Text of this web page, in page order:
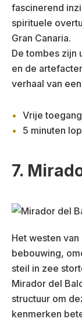
fascinerend
spirituele
Gran Canaria.
De tombes zijn
en de
verhaal van
Vrije toegang
5 minuten
7.
Het westen
bebouwing,
steil in zee
Mirador del
structuur om
kenmerken